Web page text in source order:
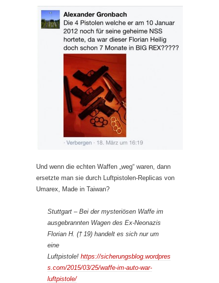
Und wenn die echten Waffen „weg“ waren, dann
ersetzte man sie durch Luftpistolen-Replicas von
Umarex, Made in Taiwan?
Stuttgart – Bei der mysteriösen Waffe im
ausgebrannten Wagen des Ex-Neonazis
Florian H. († 19) handelt es sich nur um
eine
Luftpistole! https://sicherungsblog.wordpres
s.com/2015/03/25/waffe-im-auto-war-
luftpistole/